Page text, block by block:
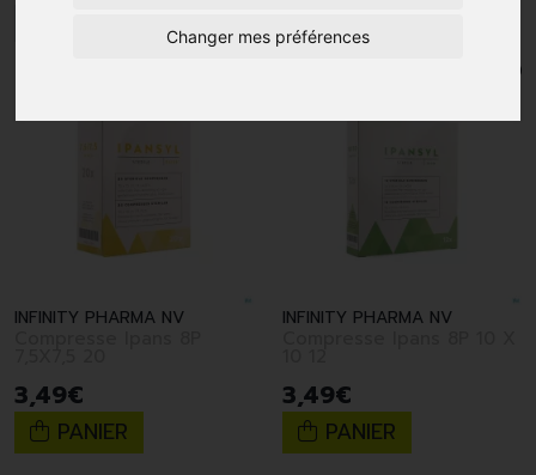
Changer mes préférences
INFINITY PHARMA NV
3,49€
PANIER
INFINITY PHARMA NV
3,49€
PANIER